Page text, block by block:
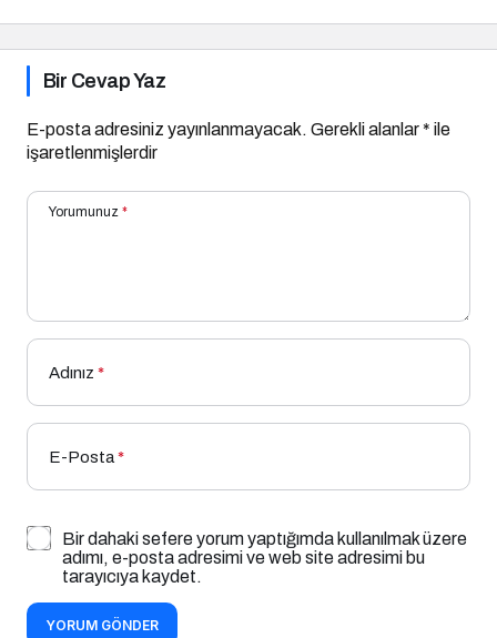
Bir Cevap Yaz
E-posta adresiniz yayınlanmayacak. Gerekli alanlar* ile
işaretlenmişlerdir
Yorumunuz *
Adınız *
E-Posta*
Bir dahaki sefere yorum yaptığımda kullanılmak üzere
adımı, e-posta adresimi ve web site adresimi bu
tarayıcıya kaydet.
YORUM GÖNDER